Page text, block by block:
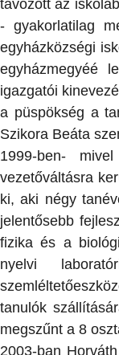
távozott az
- gyakorlatilag
egyházközségi
egyházmegyéé
igazgatói
a püspökség a
Szikora Beáta
1999-ben-
vezetőváltásra
ki, aki négy
jelentősebb
fizika és a
nyelvi
tanulók
megszűnt a 8
2003-ban